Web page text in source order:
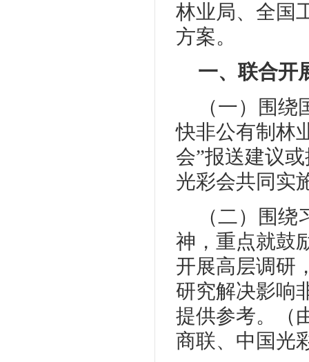
林业局、全国
方案。
一、联合开
（一）围
快非公有制林
会”报送建议
光彩会共同实
（二）围
神，重点就鼓
开展高层调研
研究解决影响
提供参考。（
商联、中国光